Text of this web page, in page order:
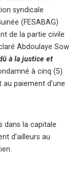
syndicale
(FESABAG)
de la partie civile
Abdoulaye Sow
à la justice et
à cinq (5)
paiement d’une
dans la capitale
d’ailleurs au